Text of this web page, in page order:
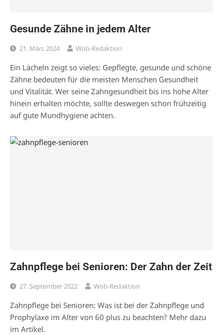
Gesunde Zähne in jedem Alter
21. März 2024 Wob-Redaktion
Ein Lächeln zeigt so vieles: Gepflegte, gesunde und schöne
Zähne bedeuten für die meisten Menschen Gesundheit
und Vitalität. Wer seine Zahngesundheit bis ins hohe Alter
hinein erhalten möchte, sollte deswegen schon frühzeitig
auf gute Mundhygiene achten.
Zahnpflege bei Senioren: Der Zahn der Zeit
27. September 2022 Wob-Redaktion
Zahnpflege bei Senioren: Was ist bei der Zahnpflege und
Prophylaxe im Alter von 60 plus zu beachten? Mehr dazu
im Artikel.